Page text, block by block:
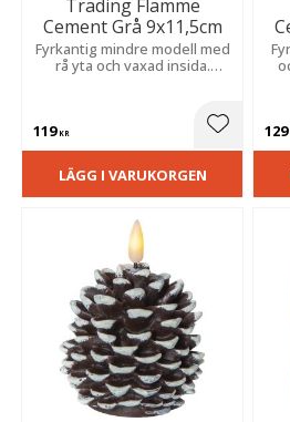
Trading Flamme
Cement Grå 9x11,5cm
Fyrkantig mindre modell med
rå yta och vaxad insida.
dekorativ atmosfär i hela
hemmet.
119KR Lägg till
LÄGG I VARUKORGEN
129